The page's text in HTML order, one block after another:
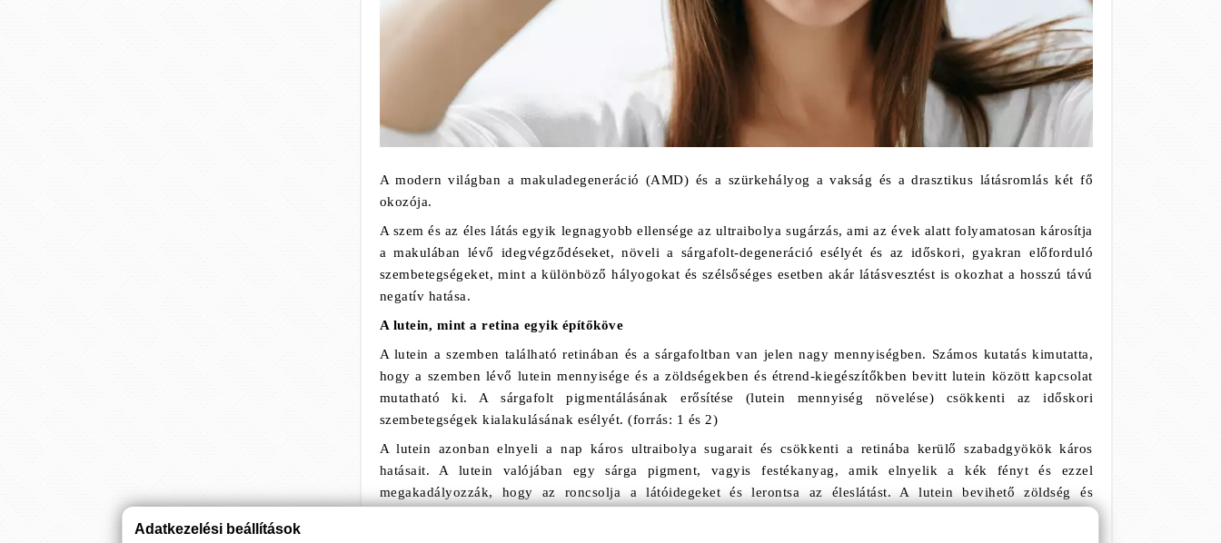
A modern világban a makuladegeneráció (AMD) és a szürkehályog a vakság és a drasztikus látásromlás két fő
okozója.
A szem és az éles látás egyik legnagyobb ellensége az ultraibolya sugárzás, ami az évek alatt folyamatosan károsítja
a makulában lévő idegvégződéseket, növeli a sárgafolt-degeneráció esélyét és az időskori, gyakran előforduló
szembetegségeket, mint a különböző hályogokat és szélsőséges esetben akár látásvesztést is okozhat a hosszú távú
negatív hatása.
A lutein, mint a retina egyik építőköve
A lutein a szemben található retinában és a sárgafoltban van jelen nagy mennyiségben. Számos kutatás kimutatta,
hogy a szemben lévő lutein mennyisége és a zöldségekben és étrend-kiegészítőkben bevitt lutein között kapcsolat
mutatható ki. A sárgafolt pigmentálásának erősítése (lutein mennyiség növelése) csökkenti az időskori
szembetegségek kialakulásának esélyét. (forrás: 1 és 2)
A lutein azonban elnyeli a nap káros ultraibolya sugarait és csökkenti a retinába kerülő szabadgyökök káros
hatásait. A lutein valójában egy sárga pigment, vagyis festékanyag, amik elnyelik a kék fényt és ezzel
megakadályozzák, hogy az roncsolja a látóidegeket és lerontsa az éleslátást. A lutein bevihető zöldség és
Adatkezelési beállítások